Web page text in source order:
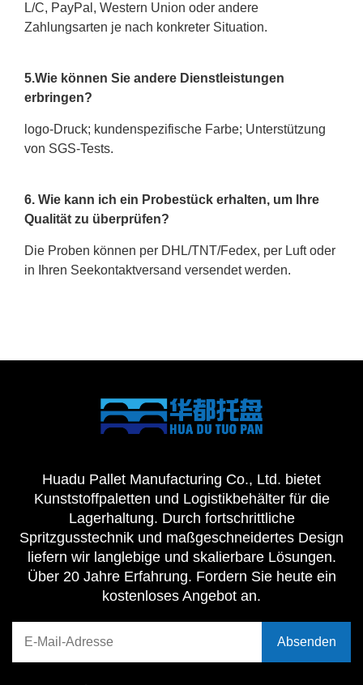
L/C, PayPal, Western Union oder andere
Zahlungsarten je nach konkreter Situation.
5.Wie können Sie andere Dienstleistungen
erbringen?
logo-Druck; kundenspezifische Farbe; Unterstützung
von SGS-Tests.
6. Wie kann ich ein Probestück erhalten, um Ihre
Qualität zu überprüfen?
Die Proben können per DHL/TNT/Fedex, per Luft oder
in Ihren Seekontaktversand versendet werden.
Huadu Pallet Manufacturing Co., Ltd. bietet
Kunststoffpaletten und Logistikbehälter für die
Lagerhaltung. Durch fortschrittliche
Spritzgusstechnik und maßgeschneidertes Design
liefern wir langlebige und skalierbare Lösungen.
Über 20 Jahre Erfahrung. Fordern Sie heute ein
kostenloses Angebot an.